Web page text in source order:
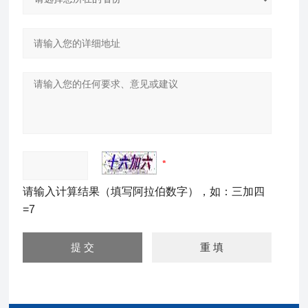
请输入计算结果（填写阿拉伯数字），如：三加四
=7